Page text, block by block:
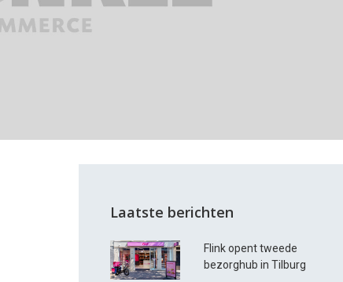
Laatste berichten
Flink opent tweede
bezorghub in Tilburg